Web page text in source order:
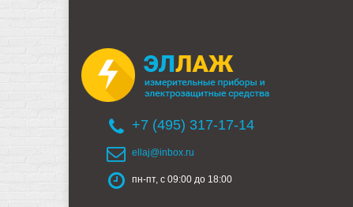
+7 (495) 317-17-14
ellaj@inbox.ru
пн-пт, с 09:00 до 18:00